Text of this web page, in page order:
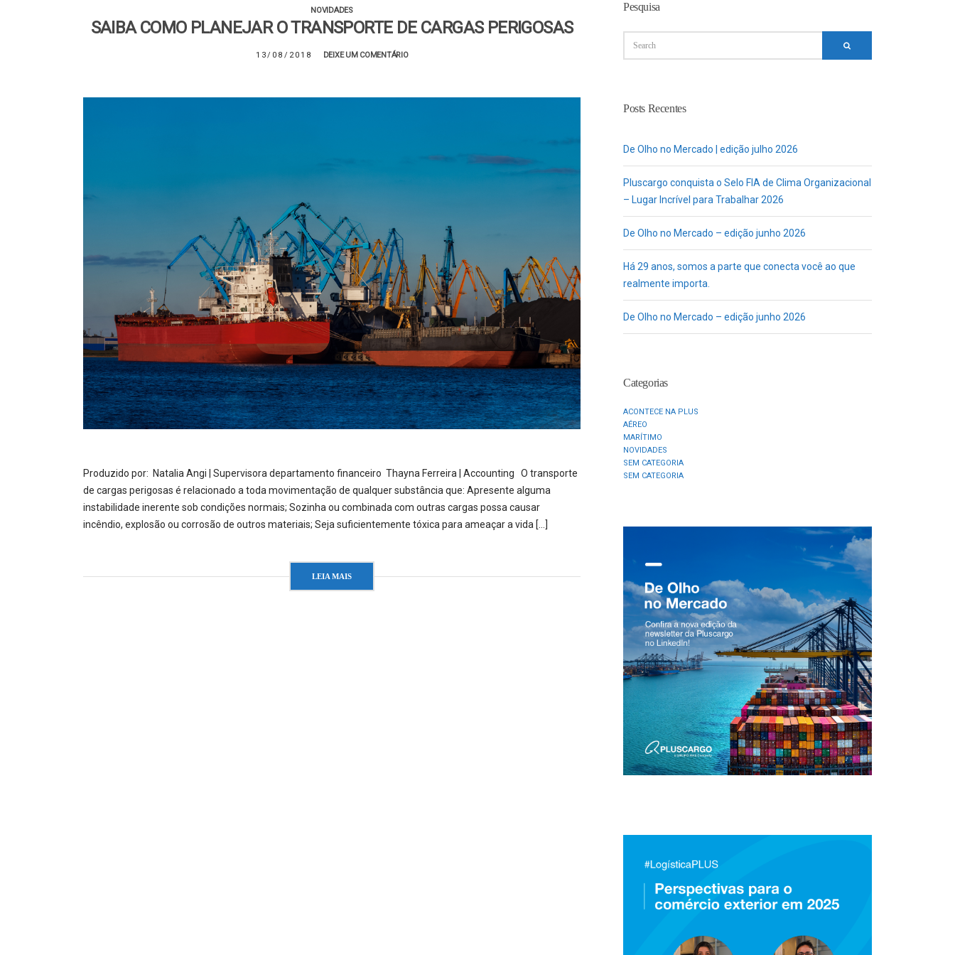
NOVIDADES
SAIBA COMO PLANEJAR O TRANSPORTE DE CARGAS PERIGOSAS
13/08/2018 DEIXE UM COMENTÁRIO
Produzido por: Natalia Angi | Supervisora departamento financeiro Thayna Ferreira | Accounting O transporte
de cargas perigosas é relacionado a toda movimentação de qualquer substância que: Apresente alguma
instabilidade inerente sob condições normais; Sozinha ou combinada com outras cargas possa causar
incêndio, explosão ou corrosão de outros materiais; Seja suficientemente tóxica para ameaçar a vida […]
LEIA MAIS
Pesquisa
Posts Recentes
De Olho no Mercado | edição julho 2026
Pluscargo conquista o Selo FIA de Clima Organizacional
– Lugar Incrível para Trabalhar 2026
De Olho no Mercado – edição junho 2026
Há 29 anos, somos a parte que conecta você ao que
realmente importa.
De Olho no Mercado – edição junho 2026
Categorias
ACONTECE NA PLUS
AÉREO
MARÍTIMO
NOVIDADES
SEM CATEGORIA
SEM CATEGORIA